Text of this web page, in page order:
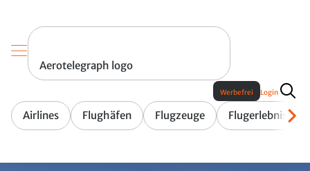
Aerotelegraph logo
Airlines Flughäfen Flugzeuge Flugerlebnis
Werbefrei Login